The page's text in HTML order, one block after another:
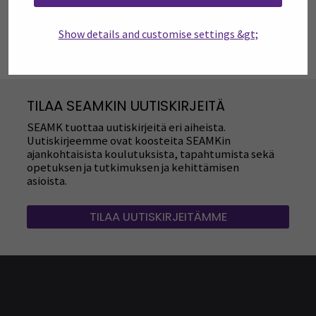
Show details and customise settings &gt;
TILAA SEAMKIN UUTISKIRJEITÄ
SEAMK tuottaa uutiskirjeitä eri aiheista.
Uutiskirjeemme ovat koosteita SEAMKin
ajankohtaisista koulutuksista, tapahtumista sekä
opetuksen ja tutkimuksen ja kehittämisen
asioista.
TILAA UUTISKIRJEITÄMME